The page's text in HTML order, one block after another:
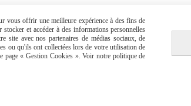
PRISE DE RENDEZ-VOUS
vous offrir une meilleure expérience à des fins de
et accéder à des informations personnelles
site avec nos partenaires de médias sociaux, de
ou qu'ils ont collectées lors de votre utilisation de
page « Gestion Cookies ». Voir notre politique de